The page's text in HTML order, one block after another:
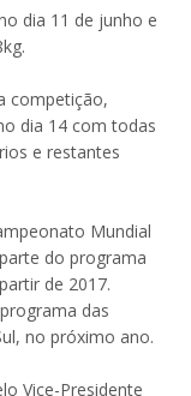
dia 11 de junho e
competição,
dia 14 com todas
e restantes
Mundial
do programa
de 2017.
das
no próximo ano.
Vice-Presidente